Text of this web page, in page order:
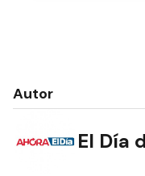
Autor
El Día